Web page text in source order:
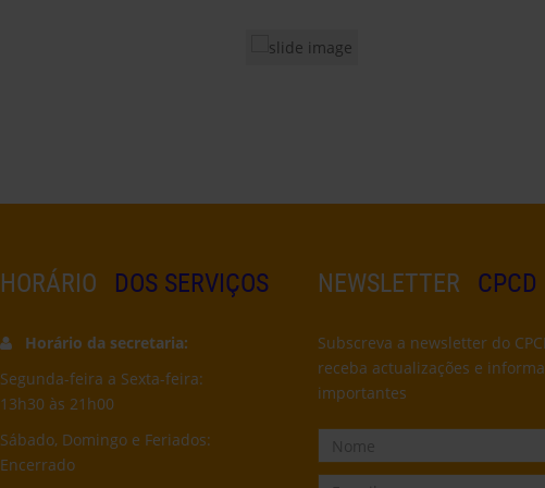
HORÁRIO DOS SERVIÇOS
Horário da secretaria:
Segunda-feira a Sexta-feira:
13h30 às 21h00
Sábado, Domingo e Feriados:
Encerrado
NEWSLETTER CPCD
Subscreva a newsletter do
receba actualizações e
importantes